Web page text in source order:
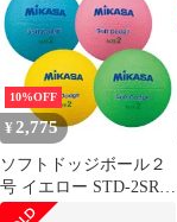
10%OFF
¥ 2,775
ソフトドッジボール２
号 イエロー STD-2SR-
Y【ミカサ】